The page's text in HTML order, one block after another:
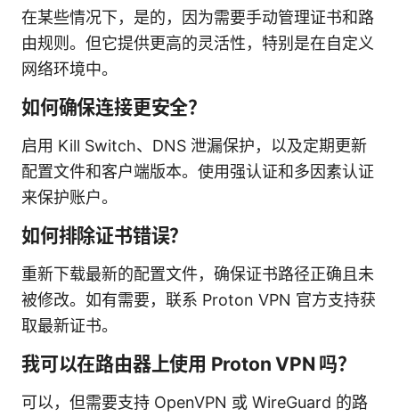
在某些情况下，是的，因为需要手动管理证书和路
由规则。但它提供更高的灵活性，特别是在自定义
网络环境中。
如何确保连接更安全？
启用 Kill Switch、DNS 泄漏保护，以及定期更新
配置文件和客户端版本。使用强认证和多因素认证
来保护账户。
如何排除证书错误？
重新下载最新的配置文件，确保证书路径正确且未
被修改。如有需要，联系 Proton VPN 官方支持获
取最新证书。
我可以在路由器上使用 Proton VPN 吗？
可以，但需要支持 OpenVPN 或 WireGuard 的路